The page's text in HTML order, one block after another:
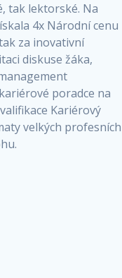
tak lektorské. Na
4x Národní cenu
za inovativní
diskuse žáka,
poradce na
Kariérový
velkých profesních